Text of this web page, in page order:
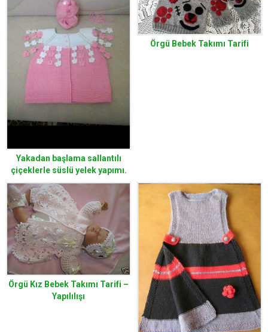
Yakadan başlama sallantılı
çiçeklerle süslü yelek yapımı.
Örgü Bebek Takımı Tarifi
Örgü Kız Bebek Takımı Tarifi –
Yapılılışı